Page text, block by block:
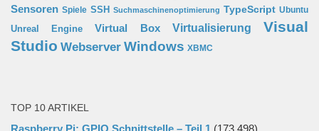
Sensoren Spiele SSH Suchmaschinenoptimierung TypeScript Ubuntu
Unreal Engine
Virtual Box Virtualisierung
Visual
Studio Webserver Windows XBMC
TOP 10 ARTIKEL